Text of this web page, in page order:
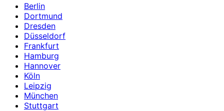
Berlin
Dortmund
Dresden
Düsseldorf
Frankfurt
Hamburg
Hannover
Köln
Leipzig
München
Stuttgart